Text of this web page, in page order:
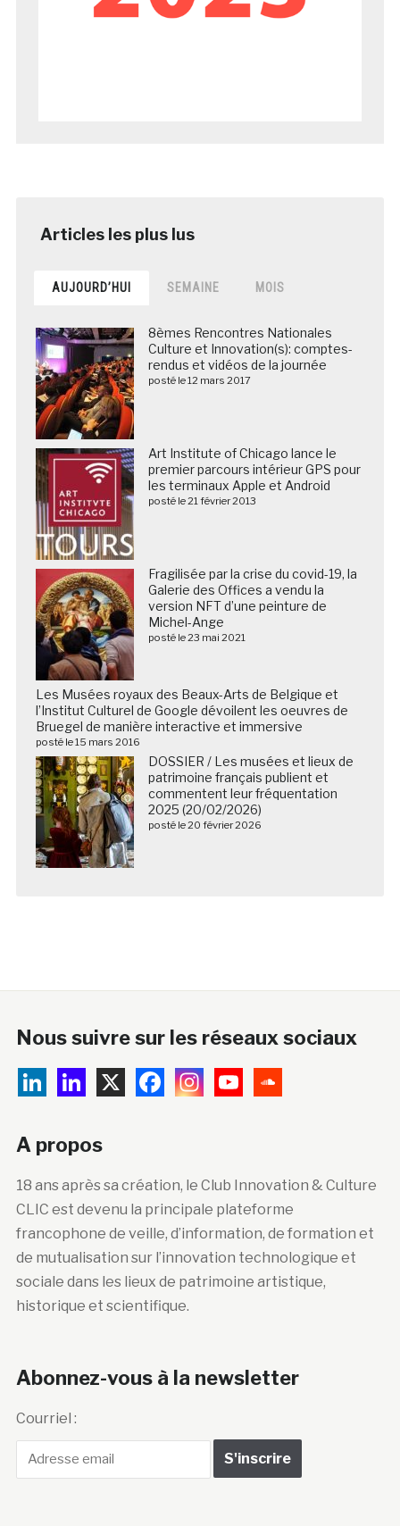
AUJOURD’HUI SEMAINE MOIS
8èmes Rencontres Nationales
Culture et Innovation(s): comptes-
rendus et vidéos de la journée
posté le 12 mars 2017
Art Institute of Chicago lance le
premier parcours intérieur GPS pour
les terminaux Apple et Android
posté le 21 février 2013
Fragilisée par la crise du covid-19, la
Galerie des Offices a vendu la
version NFT d’une peinture de
Michel-Ange
posté le 23 mai 2021
Les Musées royaux des Beaux-Arts de Belgique et
l’Institut Culturel de Google dévoilent les oeuvres de
Bruegel de manière interactive et immersive
posté le 15 mars 2016
DOSSIER / Les musées et lieux de
patrimoine français publient et
commentent leur fréquentation
2025 (20/02/2026)
posté le 20 février 2026
Nous suivre sur les réseaux sociaux
A propos
18 ans après sa création, le Club Innovation & Culture
CLIC est devenu la principale plateforme
francophone de veille, d’information, de formation et
de mutualisation sur l’innovation technologique et
sociale dans les lieux de patrimoine artistique,
historique et scientifique.
Abonnez-vous à la newsletter
Courriel :